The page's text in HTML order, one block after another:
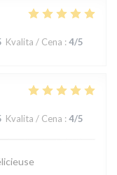
Kvalita / Cena : 4/5
Kvalita / Cena : 4/5